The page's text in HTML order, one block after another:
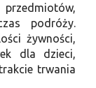
podróży.
żywności,
dla dzieci,
trwania